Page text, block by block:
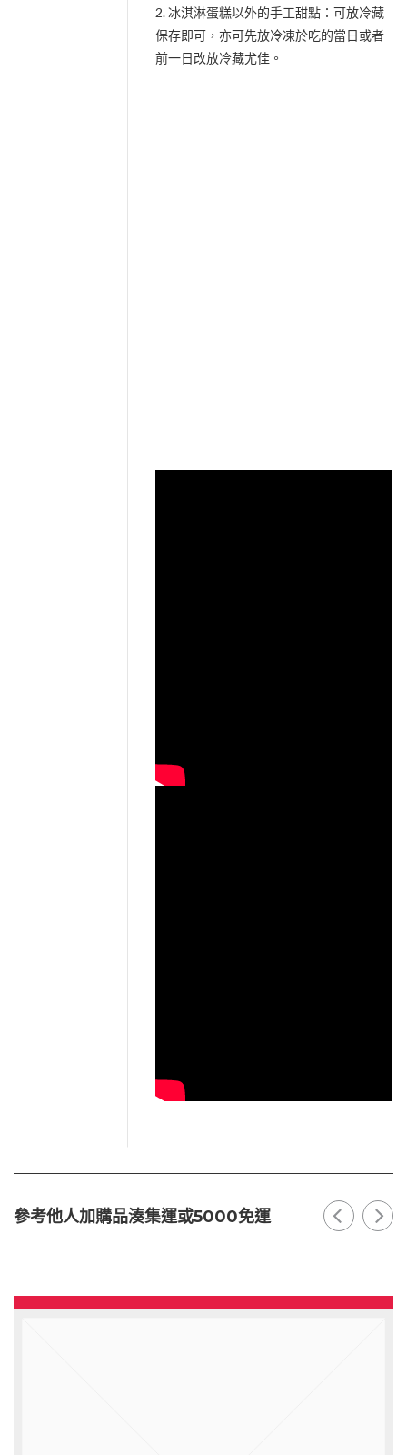
2. 冰淇淋蛋糕以外的手工甜點：可放冷藏
保存即可，亦可先放冷凍於吃的當日或者
前一日改放冷藏尤佳。
參考他人加購品湊集運或5000免運